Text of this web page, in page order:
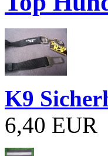
K9
6,40 EUR